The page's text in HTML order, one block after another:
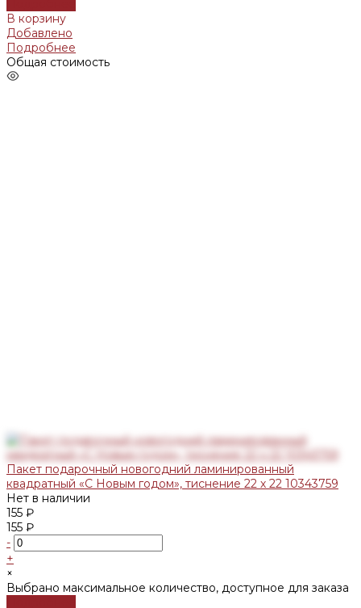
В корзину
Добавлено
Подробнее
Общая стоимость
Пакет подарочный новогодний ламинированный
квадратный «С Новым годом», тиснение 22 х 22 10343759
Нет в наличии
155 ₽
155 ₽
-
+
×
Выбрано максимальное количество, доступное для заказа